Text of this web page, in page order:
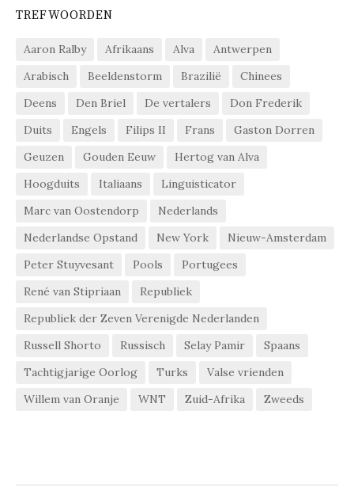
TREFWOORDEN
Aaron Ralby Afrikaans Alva
Antwerpen
Arabisch
Beeldenstorm Brazilië
Chinees
Deens
Den Briel De vertalers
Don Frederik
Duits
Engels Filips II Frans
Gaston Dorren
Geuzen
Gouden Eeuw
Hertog van Alva
Hoogduits
Italiaans
Linguisticator
Marc van Oostendorp
Nederlands
Nederlandse Opstand
New York
Nieuw-Amsterdam
Peter Stuyvesant
Pools
Portugees
René van Stipriaan
Republiek
Republiek der Zeven Verenigde Nederlanden
Russell Shorto
Russisch Selay Pamir
Spaans
Tachtigjarige Oorlog
Turks
Valse vrienden
Willem van Oranje
WNT Zuid-Afrika Zweeds